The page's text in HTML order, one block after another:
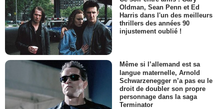
Oldman, Sean Penn et Ed
Harris dans l'un des meilleurs
thrillers des années 90
injustement oublié !
Même si l’allemand est sa
langue maternelle, Arnold
Schwarzenegger n’a pas eu le
droit de doubler son propre
personnage dans la saga
Terminator